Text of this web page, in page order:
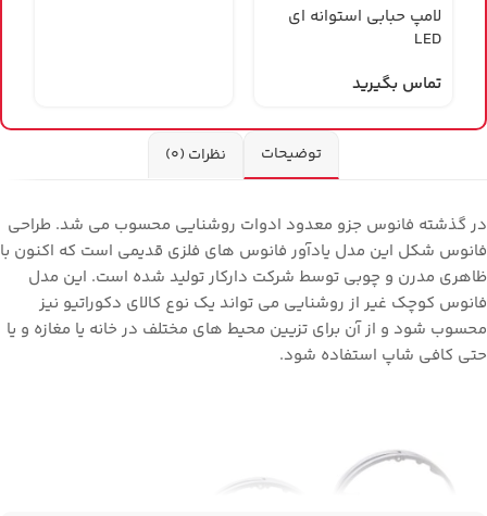
لامپ حبابی استوانه ای
LED
تماس بگیرید
توضیحات نظرات (0)
در گذشته فانوس جزو معدود ادوات روشنایی محسوب می شد. طراحی
فانوس شکل این مدل یادآور فانوس های فلزی قدیمی است که اکنون با
ظاهری مدرن و چوبی توسط شرکت دارکار تولید شده است. این مدل
فانوس کوچک غیر از روشنایی می تواند یک نوع کالای دکوراتیو نیز
محسوب شود و از آن برای تزیین محیط های مختلف در خانه یا مغازه و یا
حتی کافی شاپ استفاده شود.